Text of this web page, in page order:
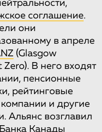
соглашение.
они
в апреле
(Glasgow
В него входят
пенсионные
рейтинговые
компании и другие
Альянс возглавил
Канады